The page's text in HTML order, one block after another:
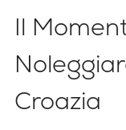
Il
Croazia